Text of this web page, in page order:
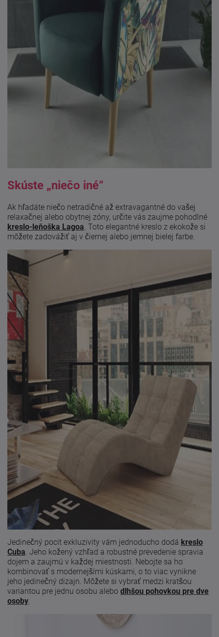
Skúste „niečo iné“
Ak hľadáte niečo netradičné až extravagantné do vašej
relaxačnej alebo obytnej zóny, určite vás zaujme pohodlné
kreslo-leňoška Lagoa. Toto elegantné kreslo z ekokože si
môžete zadovážiť aj v čiernej alebo jemnej bielej farbe.
Jedinečný pocit exkluzivity vám jednoducho dodá kreslo
Cuba. Jeho kožený vzhľad a robustné prevedenie spravia
dojem a zaujmú v každej miestnosti. Nebojte sa ho
kombinovať s modernejšími kúskami, o to viac vynikne
jeho jedinečný dizajn. Môžete si vybrať medzi kratšou
variantou pre jednu osobu alebo dlhšou pohovkou pre dve
osoby.